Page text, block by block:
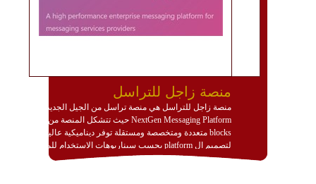
منصة زاجل للتراسل
منصة زاجل للتراسل هي منصة تراسل من الجيل الجديد
NextGen Messaging Platform حيث تتشكل المنصة من
blocks متعددة ومتخصصة ومستقلة توفر ديناميكية عالية
لتصميم ال platform بحسب سيناريوهات الاستخدام للمنصة
وتتوافق مع النشر والاستثمار ضمن بيئة استضافة dedicated